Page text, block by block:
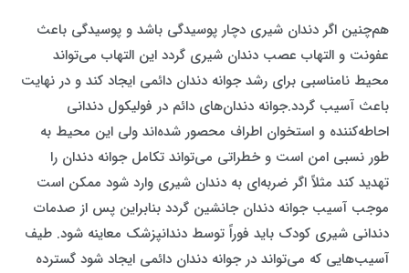
هم‌چنین اگر دندان شیری دچار پوسیدگی باشد و پوسیدگی باعث
عفونت و التهاب عصب دندان شیری گردد این التهاب می‌تواند
محیط نامناسبی برای رشد جوانه دندان دائمی ایجاد کند و در نهایت
باعث آسیب گردد.جوانه دندان‌های دائم در فولیکول دندانی
احاطه‌کننده و استخوان اطراف محصور شده‌اند ولی این محیط به‌
طور نسبی امن است و خطراتی می‌تواند تکامل جوانه دندان را
تهدید کند مثلاً اگر ضربه‌ای به دندان شیری وارد شود ممکن است
موجب آسیب جوانه دندان جانشین گردد بنابراین پس از صدمات
دندانی شیری کودک باید فوراً توسط دندانپزشک معاینه شود. طیف
آسیب‌هایی که می‌تواند در جوانه دندان دائمی ایجاد شود گسترده